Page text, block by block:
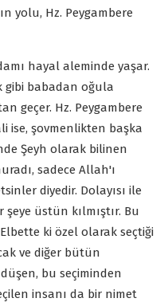
yolu, Hz. Peygambere
hayal aleminde yaşar.
gibi babadan oğula
geçer. Hz. Peygambere
ise, şovmenlikten başka
Şeyh olarak bilinen
sadece Allah'ı
diyedir. Dolayısı ile
üstün kılmıştır. Bu
ki özel olarak seçtiği
ve diğer bütün
bu seçiminden
insanı da bir nimet